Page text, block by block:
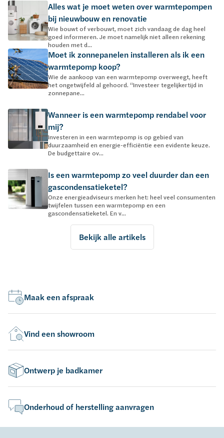
Alles wat je moet weten over warmtepompen
bij nieuwbouw en renovatie
Wie bouwt of verbouwt, moet zich vandaag de dag heel
goed informeren. Je moet namelijk niet alleen rekening
houden met d...
Moet ik zonnepanelen installeren als ik een
warmtepomp koop?
Wie de aankoop van een warmtepomp overweegt, heeft
het ongetwijfeld al gehoord. “Investeer tegelijkertijd in
zonnepane...
Wanneer is een warmtepomp rendabel voor
mij?
Investeren in een warmtepomp is op gebied van
duurzaamheid en energie-efficiëntie een evidente keuze.
De budgettaire ov...
Is een warmtepomp zo veel duurder dan een
gascondensatieketel?
Onze energieadviseurs merken het: heel veel consumenten
twijfelen tussen een warmtepomp en een
gascondensatieketel. En v...
Bekijk alle artikels
Maak een afspraak
Vind een showroom
Ontwerp je badkamer
Onderhoud of herstelling aanvragen